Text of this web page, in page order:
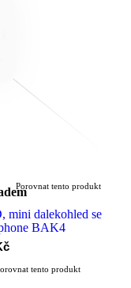
Porovnat tento produkt
mini dalekohled se
BAK4
tento produkt